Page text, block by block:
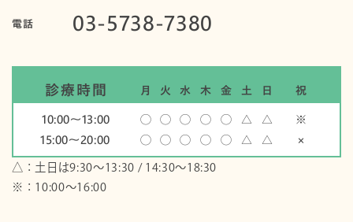
電話 03-5738-7380
診療時間 月 火 水 木 金 土 日
祝
10:00〜13:00
◯ ◯ ◯ ◯ ◯ △ △
※
15:00〜20:00
◯ ◯ ◯ ◯ ◯ △ △ ×
△：土日は9:30～13:30 / 14:30～18:30
※：10:00〜16:00